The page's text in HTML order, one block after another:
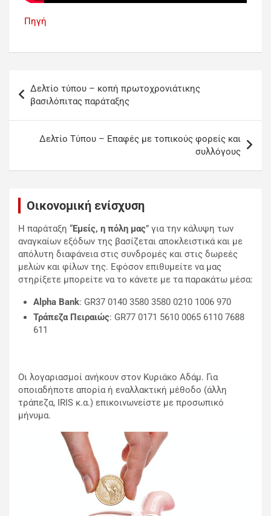
Πηγή
Δελτίο τύπου – κοπή πρωτοχρονιάτικης
βασιλόπιτας παράταξης
Δελτίο Τύπου – Επαφές με τοπικούς φορείς και
συλλόγους
Οικονομική ενίσχυση
Η παράταξη “Εμείς, η πόλη μας” για την κάλυψη των
αναγκαίων εξόδων της βασίζεται αποκλειστικά και με
απόλυτη διαφάνεια στις συνδρομές και στις δωρεές
μελών και φίλων της. Εφόσον επιθυμείτε να μας
στηρίξετε μπορείτε να το κάνετε με τα παρακάτω μέσα:
Alpha Bank: GR37 0140 3580 3580 0210 1006 970
Τράπεζα Πειραιώς: GR77 0171 5610 0065 6110 7688
611
Οι λογαριασμοί ανήκουν στον Κυριάκο Αδάμ. Για
οποιαδήποτε απορία ή εναλλακτική μέθοδο (άλλη
τράπεζα, IRIS κ.α.) επικοινωνείστε με προσωπικό
μήνυμα.